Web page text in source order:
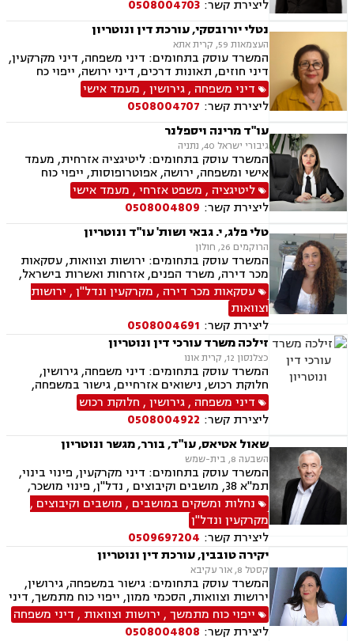
ליצירת קשר: 0508004703
נטלי יורובסקי, עורכת דין ונוטריון
העצמאות 59, קרית אתא
המשרד עוסק בתחומים: דיני משפחה, דיני מקרקעין,
דיני חוזים, תאונות דרכים, דיני ירושה, ייפוי כח
מתמשך, אפוטרופסות, מזונות , משמורת , ייצוג מול
משרד הפנים בעניין אזרחות ותושבות קבע, התרת
נישואין, אבהות , לרבות טיפול בעניין האבהות בנוהל
חו"ל, עריכת הסכמי יחסי ממון ו/או הסכמי חיים
משותפים ואישורם בבתי משפט ו/או כנוטריון ,גישור,
, ייצוג בבתי משפט ,עריכת צוואות וטיפול בעניין צו
ירושה וצו קיום צוואה ,חוות דעת בדין רוסי
ואוקראיני, שירותי נוטריון_, טיפול בעסקאות
מקרקעין, רישום בטאבו.
דיני משפחה ,גירושין, מעמד אישי
ליצירת קשר: 0508004707
עו"ד מרינה ויספלנר
גיבורי ישראל 40, נתניה
המשרד עוסק בתחומים: ליטיגציה אזרחית, מעמד
אישי ומשפחה, ירושה, אפוטרופוסות, ייפוי כוח
מתמשך
ליטיגציה , משפט אזרחי , מעמד אישי
ליצירת קשר: 0508004809
טלי פלג, י. גבאי ושות' עו"ד ונוטריון
הרוקמים 26, חולון
המשרד עוסק בתחומים: ירושות וצוואות, עסקאות
מכר דירה, משרד הפנים, אזרחות ואשרות בישראל,
דיני משפחה, דיני מקרקעין
עסקאות מכר דירה , מקרקעין ונדל"ן, ירושות
וצוואות
ליצירת קשר: 0508004691
זילכה משרד עורכי דין ונוטריון
כצלנסון 12, קרית אונו
המשרד עוסק בתחומים: דיני משפחה, גירושין,
חלוקת רכוש, נישואים אזרחיים, גישור במשפחה,
ירושות וצוואות, הסכמי ממון, אפוטרופסות,
משמורת, מזונות, ייפוי כוח מתמשך, דיני עבודה,
דיני מקרקעין, תמ"א 38, מגרשים לבניה , הפקעת
קרקעות, פינוי בינוי, תכנון ובניה, עסקאות מכר דירה,
ליקויי בנייה, מיסוי נדל"ן, נדל"ן, נזיקין, לשון הרע,
תאונות דרכים, תאונות עבודה, דיני חברות, ליווי
עסקי, ליווי מיזמי סטארטאפ, קניין רוחני, רשלנות
רפואית, רשלנות רפואית - רפואת שיניים, משרד
הביטחון, נכי צה"ל, משפט צבאי
דיני משפחה ,גירושין, חלוקת רכוש
ליצירת קשר: 0508004922
שאול אטיאס, עו"ד, בורר, מגשר ונוטריון
השבעה 8, בית-שמש
המשרד עוסק בתחומים: דיני מקרקעין, פינוי בינוי,
תמ"א 38, מושבים וקיבוצים , נדל"ן, פינוי מושכר,
תכנון ובניה, קבוצות רכישה, עסקאות מכר דירה,
גישור ובוררויות, אזרחי מסחרי, ייפוי כוח מתמשך,
נוטריון
נחלות ומשקים במושבים , מושבים וקיבוצים ,
מקרקעין ונדל"ן
ליצירת קשר: 0509697204
יקירה טובבין, עורכת דין ונוטריון
קסטל 8, אור עקיבא
המשרד עוסק בתחומים: גישור במשפחה, גירושין,
ירושות וצוואות, הסכמי ממון, ייפוי כוח מתמשך, דיני
מקרקעין, עסקאות מכר דירה, נזיקין, תאונות דרכים,
רשלנות רפואית, נוטריון
ייפוי כוח מתמשך, ירושות וצוואות , דיני משפחה
ליצירת קשר: 0508004808